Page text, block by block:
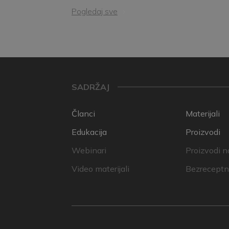
Pogledaj sve
SADRŽAJ
Članci
Edukacija
Webinari
Video materijali
Materijali
Proizvodi
Proizvodi